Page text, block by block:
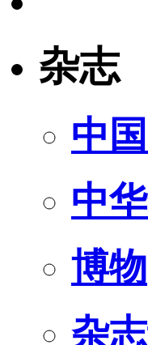
杂志
中
中
博物
杂